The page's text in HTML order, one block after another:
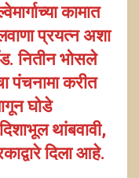
कामात
प्रयत्न अशा
नितीन भोसले
पंचनामा करीत
घोडे
थांबवावी,
दिला आहे.